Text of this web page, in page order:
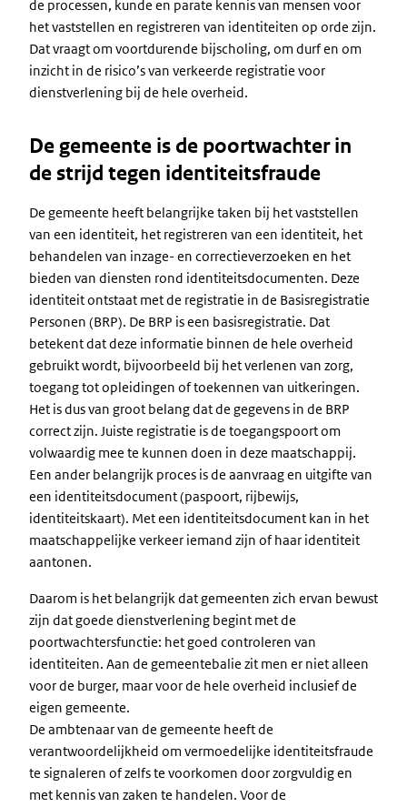
de processen, kunde en parate kennis van mensen voor
het vaststellen en registreren van identiteiten op orde zijn.
Dat vraagt om voortdurende bijscholing, om durf en om
inzicht in de risico’s van verkeerde registratie voor
dienstverlening bij de hele overheid.
De gemeente is de poortwachter in
de strijd tegen identiteitsfraude
De gemeente heeft belangrijke taken bij het vaststellen
van een identiteit, het registreren van een identiteit, het
behandelen van inzage- en correctieverzoeken en het
bieden van diensten rond identiteitsdocumenten. Deze
identiteit ontstaat met de registratie in de Basisregistratie
Personen (BRP). De BRP is een basisregistratie. Dat
betekent dat deze informatie binnen de hele overheid
gebruikt wordt, bijvoorbeeld bij het verlenen van zorg,
toegang tot opleidingen of toekennen van uitkeringen.
Het is dus van groot belang dat de gegevens in de BRP
correct zijn. Juiste registratie is de toegangspoort om
volwaardig mee te kunnen doen in deze maatschappij.
Een ander belangrijk proces is de aanvraag en uitgifte van
een identiteitsdocument (paspoort, rijbewijs,
identiteitskaart). Met een identiteitsdocument kan in het
maatschappelijke verkeer iemand zijn of haar identiteit
aantonen.
Daarom is het belangrijk dat gemeenten zich ervan bewust
zijn dat goede dienstverlening begint met de
poortwachtersfunctie: het goed controleren van
identiteiten. Aan de gemeentebalie zit men er niet alleen
voor de burger, maar voor de hele overheid inclusief de
eigen gemeente.
De ambtenaar van de gemeente heeft de
verantwoordelijkheid om vermoedelijke identiteitsfraude
te signaleren of zelfs te voorkomen door zorgvuldig en
met kennis van zaken te handelen. Voor de